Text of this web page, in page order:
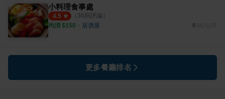
小料理食事處
4.5 （ 36則評論）
均消 $150 ・ 居酒屋
更多餐廳排名